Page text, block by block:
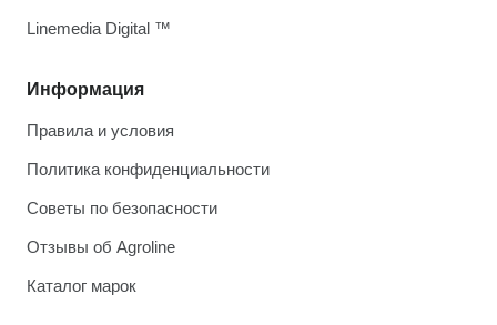
Информация
Правила и условия
Политика конфиденциальности
Советы по безопасности
Отзывы об Agroline
Каталог марок
Linemedia Digital ™